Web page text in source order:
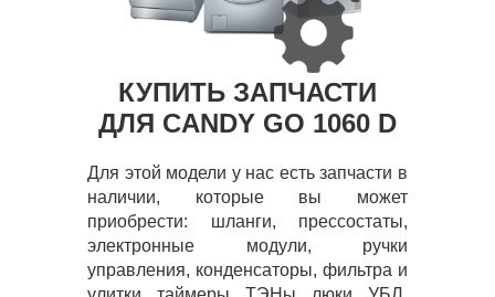
КУПИТЬ ЗАПЧАСТИ
ДЛЯ CANDY GO 1060 D
Для этой модели у нас есть запчасти в
наличии, которые вы может
приобрести: шланги, прессостаты,
электронные модули, ручки
управления, конденсаторы, фильтра и